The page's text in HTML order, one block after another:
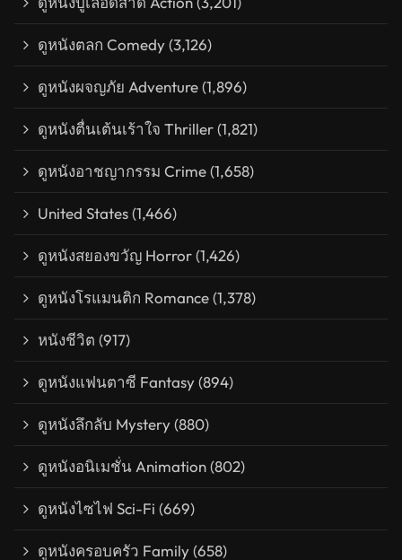
ดูหนังตลก Comedy(3,126)
ดูหนังผจญภัย Adventure(1,896)
ดูหนังตื่นเต้นเร้าใจ Thriller(1,821)
ดูหนังอาชญากรรม Crime(1,658)
United States(1,466)
ดูหนังสยองขวัญ Horror(1,426)
ดูหนังโรแมนติก Romance(1,378)
หนังชีวิต (917)
ดูหนังแฟนตาซี Fantasy(894)
ดูหนังลึกลับ Mystery(880)
ดูหนังอนิเมชั่น Animation(802)
ดูหนังไซไฟ Sci-Fi (669)
ดูหนังครอบครัว Family(658)